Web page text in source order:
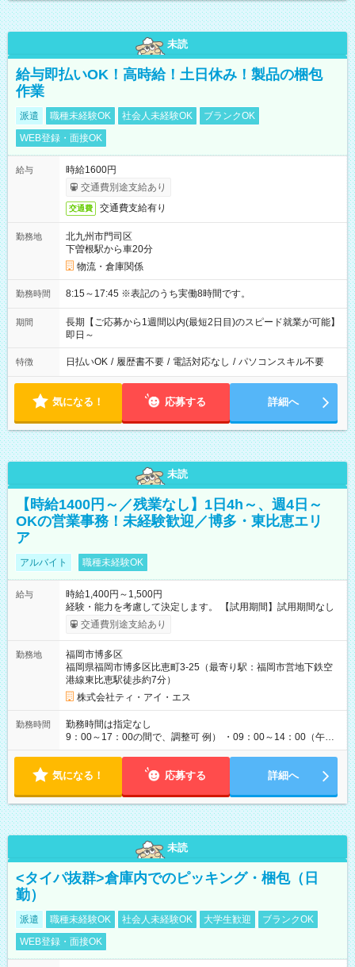
未読
給与即払いOK！高時給！土日休み！製品の梱包
作業
派遣 職種未経験OK 社会人未経験OK
ブランクOK
WEB登録・面接OK
給与
時給1600円
交通費別途支給あり
交通費 交通費支給有り
勤務地
北九州市門司区
下曽根駅から車20分
物流・倉庫関係
勤務時間 8:15～17:45 ※表記のうち実働8時間です。
期間
長期【ご応募から1週間以内(最短2日目)のスピード就業が可能】
即日～
特徴 日払いOK / 履歴書不要 / 電話対応なし / パソコンスキル不要
気になる！ 応募する 詳細へ
未読
【時給1400円～／残業なし】1日4h～、週4日～
OKの営業事務！未経験歓迎／博多・東比恵エリ
ア
アルバイト 職種未経験OK
給与
時給1,400円～1,500円
経験・能力を考慮して決定します。 【試用期間】試用期間なし
交通費別途支給あり
勤務地
福岡市博多区
福岡県福岡市博多区比恵町3-25（最寄り駅：福岡市営地下鉄空
港線東比恵駅徒歩約7分）
株式会社ティ・アイ・エス
勤務時間
勤務時間は指定なし
9：00～17：00の間で、調整可 例） ・09：00～14：00（午後
からは家事に） ・10：00～16：00（朝はゆっくりスタート）
勤務で、ご希望に合わせて調整します。 ◎今週は子供の行事
気になる！ 応募する 詳細へ
未読
<タイパ抜群>倉庫内でのピッキング・梱包（日
勤）
派遣 職種未経験OK 社会人未経験OK 大学生歓迎
ブランクOK
WEB登録・面接OK